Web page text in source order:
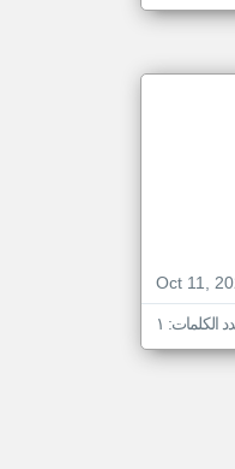
Oct 11,
الكلمات: ١